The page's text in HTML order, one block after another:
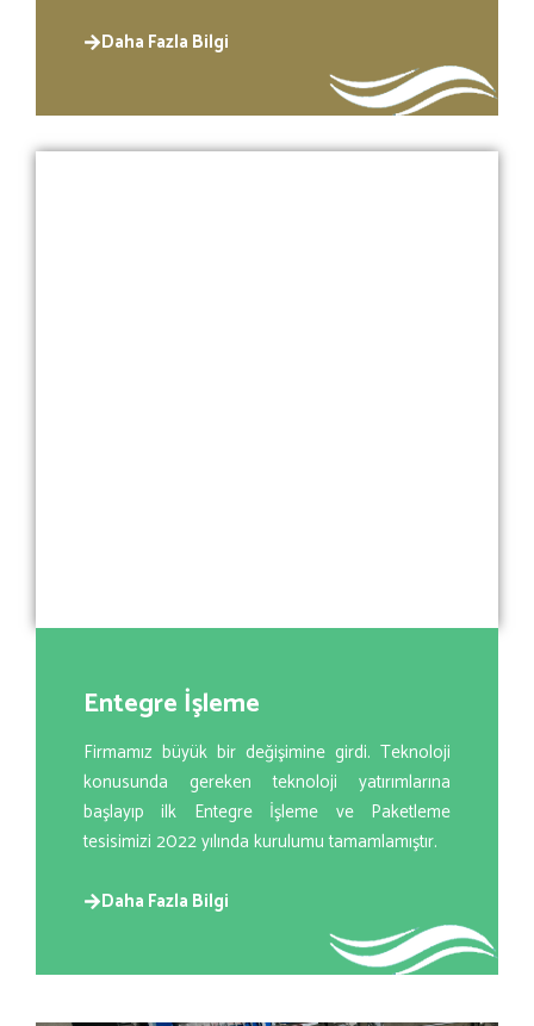
Daha Fazla Bilgi
Entegre İşleme
Firmamız büyük bir değişimine girdi. Teknoloji
konusunda gereken teknoloji yatırımlarına
başlayıp ilk Entegre İşleme ve Paketleme
tesisimizi 2022 yılında kurulumu tamamlamıştır.
Daha Fazla Bilgi